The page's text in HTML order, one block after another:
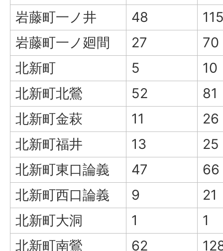
岩藤町一ノ井
48
岩藤町一ノ廻間
27
70
北新町
5
10
北新町北鶯
52
81
北新町金萩
11
26
北新町福井
13
25
北新町東口論義
47
66
北新町西口論義
9
21
北新町大洞
1
1
北新町南鶯
62